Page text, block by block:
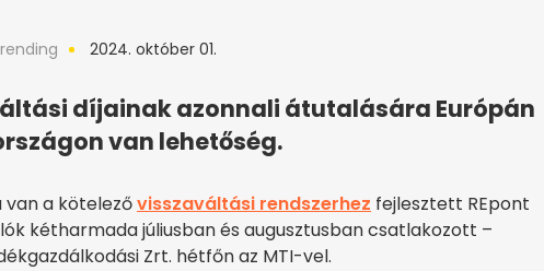
2024. október 01.
díjainak azonnali átutalására Európán
van lehetőség.
van a kötelezővisszaváltási rendszerhez fejlesztett REpont
kétharmada júliusban és augusztusban csatlakozott –
Zrt. hétfőn az MTI-vel.